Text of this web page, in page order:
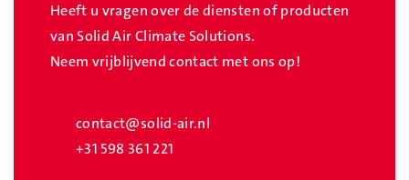
Heeft u vragen over de diensten of producten
van Solid Air Climate Solutions.
Neem vrijblijvend contact met ons op!
contact@solid-air.nl
+31 598 361 221